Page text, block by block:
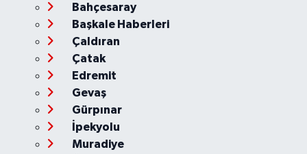
Bahçesaray
Başkale Haberleri
Çaldıran
Çatak
Edremit
Gevaş
Gürpınar
İpekyolu
Muradiye